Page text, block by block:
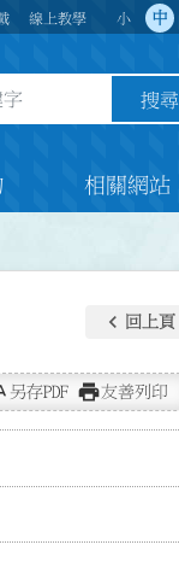
線上教學 小 中
搜尋
相關網站
keyboard_arrow_left 回上頁
另存PDF print友善列印